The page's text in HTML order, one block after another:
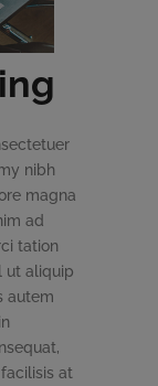
nibh
magna
ad
tation
ut aliquip
autem
at